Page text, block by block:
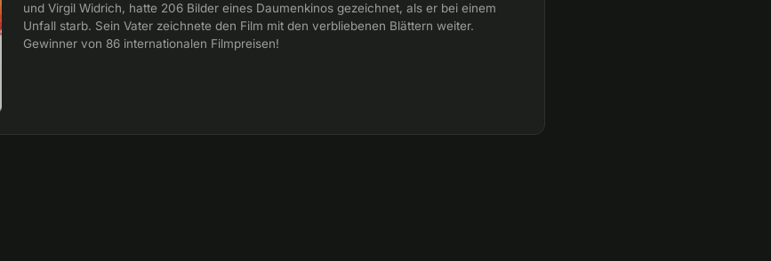
und Virgil Widrich, hatte 206 Bilder eines Daumenkinos gezeichnet, als er bei einem
Unfall starb. Sein Vater zeichnete den Film mit den verbliebenen Blättern weiter.
Gewinner von 86 internationalen Filmpreisen!